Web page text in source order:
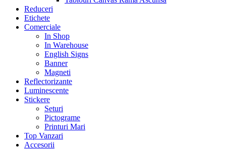
Reduceri
Etichete
Comerciale
In Shop
In Warehouse
English Signs
Banner
Magneti
Reflectorizante
Luminescente
Stickere
Seturi
Pictograme
Printuri Mari
Top Vanzari
Accesorii